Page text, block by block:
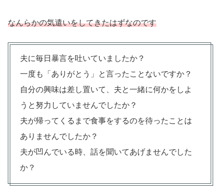
なんらかの気遣いをしてきたはずなのです
夫に毎日暴言を吐いていましたか？
一度も「ありがとう」と言ったことないですか？
自分の興味は差し置いて、夫と一緒に何かをしよ
うと努力していませんでしたか？
夫が帰ってくるまで食事をするのを待ったことは
ありませんでしたか？
夫が凹んでいる時、話を聞いてあげませんでした
か？